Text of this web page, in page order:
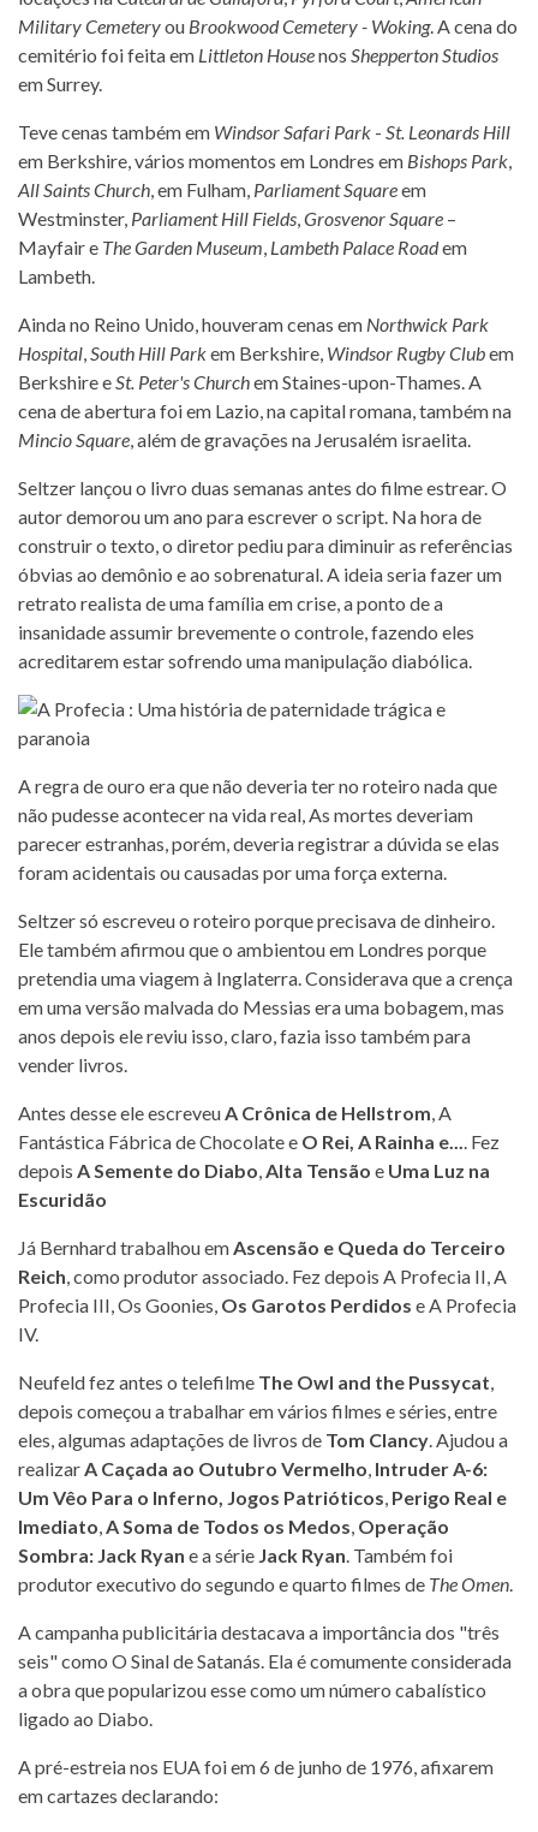
Military Cemeteryou Brookwood Cemetery - Woking. A cena do
cemitério foi feita em Littleton Housenos Shepperton Studios
em Surrey.
Teve cenas também em Windsor Safari Park - St. Leonards Hill
em Berkshire, vários momentos em Londres em Bishops Park,
All Saints Church, em Fulham, Parliament Squareem
Westminster, Parliament Hill Fields,Grosvenor Square –
Mayfair e The Garden Museum, Lambeth Palace Roadem
Lambeth.
Ainda no Reino Unido, houveram cenas em Northwick Park
Hospital,South Hill Parkem Berkshire, Windsor Rugby Clubem
Berkshire eSt. Peter's Churchem Staines-upon-Thames. A
cena de abertura foi em Lazio, na capital romana, também na
Mincio Square, além de gravações na Jerusalém israelita.
Seltzer lançou o livro duas semanas antes do filme estrear. O
autor demorou um ano para escrever o script. Na hora de
construir o texto, o diretor pediu para diminuir as referências
óbvias ao demônio e ao sobrenatural. A ideia seria fazer um
retrato realista de uma família em crise, a ponto de a
insanidade assumir brevemente o controle, fazendo eles
acreditarem estar sofrendo uma manipulação diabólica.
A regra de ouro era que não deveria ter no roteiro nada que
não pudesse acontecer na vida real, As mortes deveriam
parecer estranhas, porém, deveria registrar a dúvida se elas
foram acidentais ou causadas por uma força externa.
Seltzer só escreveu o roteiro porque precisava de dinheiro.
Ele também afirmou que o ambientou em Londres porque
pretendia uma viagem à Inglaterra. Considerava que a crença
em uma versão malvada do Messias era uma bobagem, mas
anos depois ele reviu isso, claro, fazia isso também para
vender livros.
Antes desse ele escreveuA Crônica de Hellstrom, A
Fantástica Fábrica de Chocolate e O Rei, A Rainha e.... Fez
depois A Semente do Diabo,Alta Tensão e Uma Luz na
Escuridão
Já Bernhard trabalhou emAscensão e Queda do Terceiro
Reich, como produtor associado. Fez depois A Profecia II, A
Profecia III, Os Goonies, Os Garotos Perdidos e A Profecia
IV.
Neufeld fez antes o telefilme The Owl and the Pussycat,
depois começou a trabalhar em vários filmes e séries, entre
eles, algumas adaptações de livros de Tom Clancy. Ajudou a
realizarA Caçada ao Outubro Vermelho, Intruder A-6:
Um Vêo Para o Inferno, Jogos Patrióticos, Perigo Real e
Imediato,A Soma de Todos os Medos, Operação
Sombra: Jack Ryan e a série Jack Ryan. Também foi
produtor executivo do segundo e quarto filmes de The Omen.
A campanha publicitária destacava a importância dos "três
seis" como O Sinal de Satanás. Ela é comumente considerada
a obra que popularizou esse como um número cabalístico
ligado ao Diabo.
A pré-estreia nos EUA foi em 6 de junho de 1976, afixarem
em cartazes declarando: